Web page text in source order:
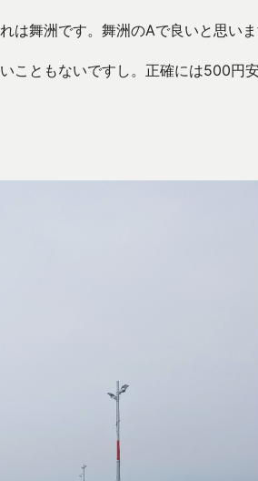
は舞洲です。舞洲のAで良いと思いま
こともないですし。正確には500円